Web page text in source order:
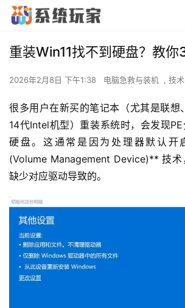
重装Win11找不到硬盘？教你
2026年2月8日 下午1:38 电脑急救与装机 , 技
很多用户在新买的笔记本（尤其是联想
14代Intel机型）重装系统时，会发现
硬盘。这通常是因为处理器默认开
(Volume Management Device)** 技术
缺少对应驱动导致的。